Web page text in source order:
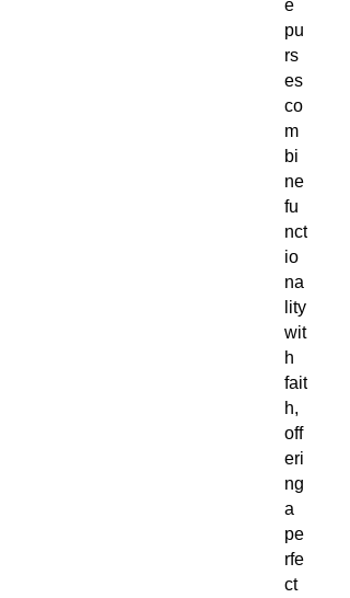
e
pu
rs
es
co
m
bi
ne
fu
nct
io
na
lity
wit
h
fait
h,
off
eri
ng
a
pe
rfe
ct